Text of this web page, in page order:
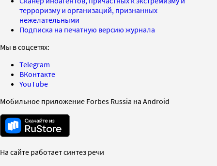
терроризму и организаций, признанных
нежелательными
Подписка на печатную версию журнала
Мы в соцсетях:
Telegram
ВКонтакте
YouTube
Мобильное приложение Forbes Russia на Android
На сайте работает синтез речи